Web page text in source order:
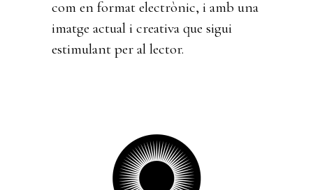
com en format electrònic, i amb una
imatge actual i creativa que sigui
estimulant per al lector.